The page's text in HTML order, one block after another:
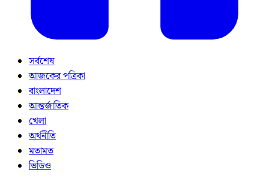
সর্বশেষ
আজকের পত্রিকা
বাংলাদেশ
আন্তর্জাতিক
খেলা
অর্থনীতি
মতামত
ভিডিও